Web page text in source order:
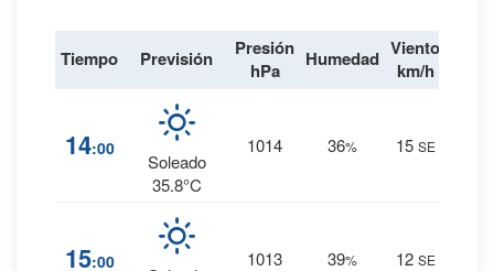
Tiempo Previsión
Presión
hPa
Humedad Viento
km/h
14:00
Soleado
35.8°C
1014 36% 15 SE
15:00 1013 39% 12 SE